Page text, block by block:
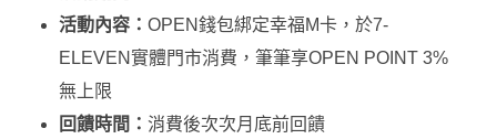
活動內容： OPEN錢包綁定幸福M卡，於7-
ELEVEN實體門市消費，筆筆享OPEN POINT 3%
無上限
回饋時間： 消費後次次月底前回饋